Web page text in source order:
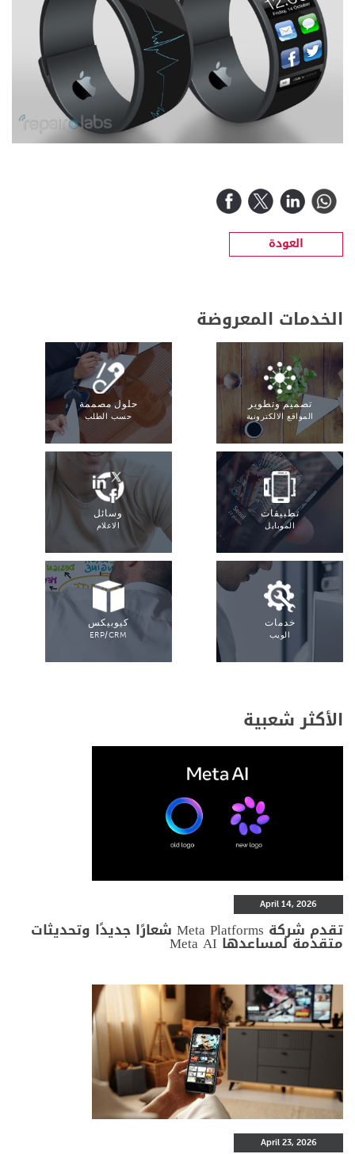
العودة
الخدمات المعروضة
تصميم وتطوير
المواقع الالكترونية
حلول مصممة
حسب الطلب
تطبيقات
الموبايل
وسائل
الاعلام
خدمات
الويب
كيوبيكس
ERP/CRM
الأكثر شعبية
April 14, 2026
تقدم شركة Meta Platforms شعارًا جديدًا وتحديثات
متقدمة لمساعدها Meta AI
April 23, 2026